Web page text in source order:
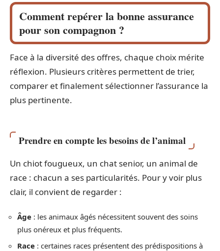
Comment repérer la bonne assurance
pour son compagnon ?
Face à la diversité des offres, chaque choix mérite
réflexion. Plusieurs critères permettent de trier,
comparer et finalement sélectionner l’assurance la
plus pertinente.
Prendre en compte les besoins de l’animal
Un chiot fougueux, un chat senior, un animal de
race : chacun a ses particularités. Pour y voir plus
clair, il convient de regarder :
Âge : les animaux âgés nécessitent souvent des soins
plus onéreux et plus fréquents.
Race : certaines races présentent des prédispositions à